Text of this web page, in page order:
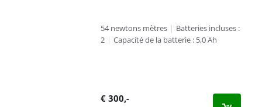
54 newtons mètres | Batteries incluses :
2 | Capacité de la batterie : 5,0 Ah
€ 300,-